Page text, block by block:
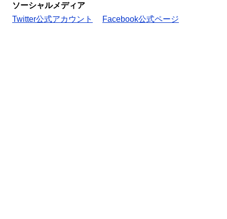
ソーシャルメディア
Twitter公式アカウント
Facebook公式ページ